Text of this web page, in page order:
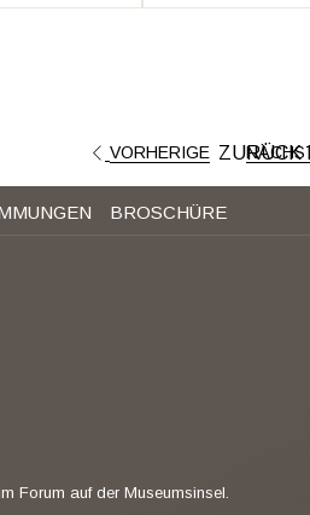
VORHERIGE ZURÜCK
BROSCHÜRE
Forum auf der Museumsinsel.